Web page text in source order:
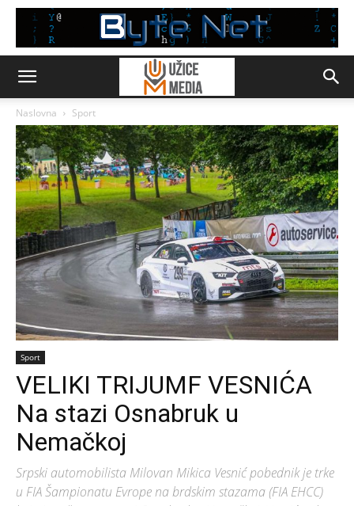
Naslovna Sport
Sport
VELIKI TRIJUMF VESNIĆA
Na stazi Osnabruk u
Nemačkoj
Srpski automobilista Milovan Mikica Vesnić pobednik je trke
u FIA Šampionatu Evrope na brdskim stazama (FIA EHCC)